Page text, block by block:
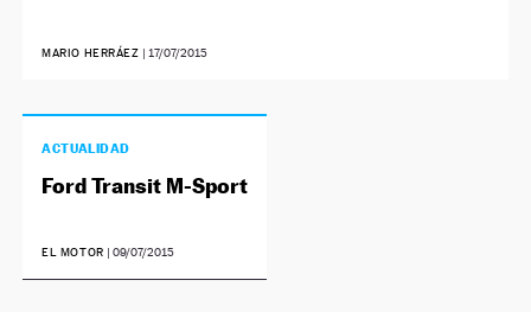
MARIO HERRÁEZ | 17/07/2015
ACTUALIDAD
Ford Transit M-Sport
EL MOTOR | 09/07/2015